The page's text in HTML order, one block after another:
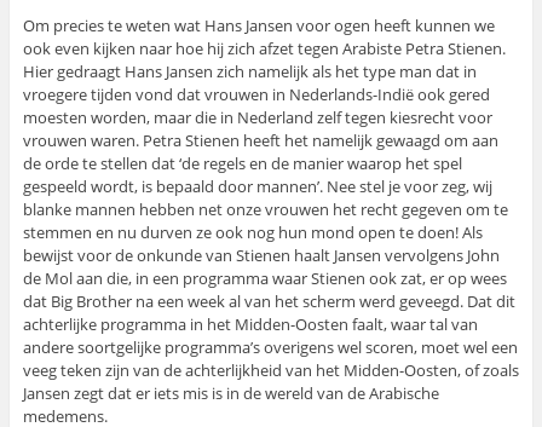
Om precies te weten wat Hans Jansen voor ogen heeft kunnen we
ook even kijken naar hoe hij zich afzet tegen Arabiste Petra Stienen.
Hier gedraagt Hans Jansen zich namelijk als het type man dat in
vroegere tijden vond dat vrouwen in Nederlands-Indië ook gered
moesten worden, maar die in Nederland zelf tegen kiesrecht voor
vrouwen waren. Petra Stienen heeft het namelijk gewaagd om aan
de orde te stellen dat ‘de regels en de manier waarop het spel
gespeeld wordt, is bepaald door mannen’. Nee stel je voor zeg, wij
blanke mannen hebben net onze vrouwen het recht gegeven om te
stemmen en nu durven ze ook nog hun mond open te doen! Als
bewijst voor de onkunde van Stienen haalt Jansen vervolgens John
de Mol aan die, in een programma waar Stienen ook zat, er op wees
dat Big Brother na een week al van het scherm werd geveegd. Dat dit
achterlijke programma in het Midden-Oosten faalt, waar tal van
andere soortgelijke programma’s overigens wel scoren, moet wel een
veeg teken zijn van de achterlijkheid van het Midden-Oosten, of zoals
Jansen zegt dat er iets mis is in de wereld van de Arabische
medemens.